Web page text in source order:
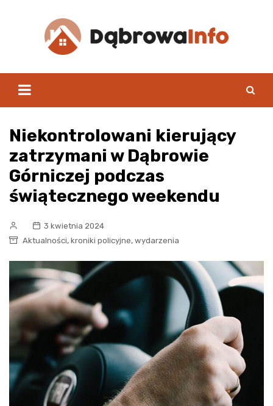
Niekontrolowani kierujący
zatrzymani w Dąbrowie
Górniczej podczas
świątecznego weekendu
3 kwietnia 2024
Aktualności, kroniki policyjne, wydarzenia